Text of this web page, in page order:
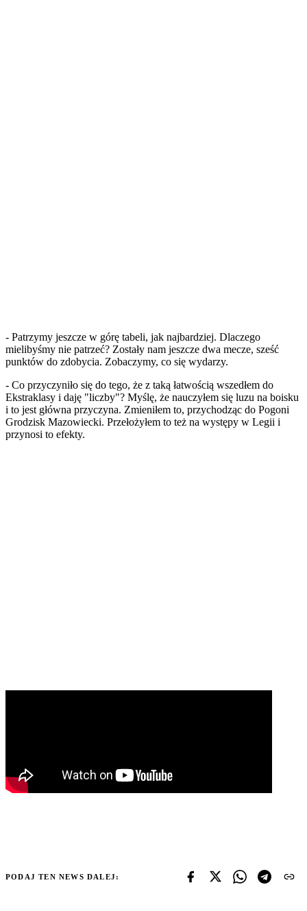
- Patrzymy jeszcze w górę tabeli, jak najbardziej. Dlaczego
mielibyśmy nie patrzeć? Zostały nam jeszcze dwa mecze, sześć
punktów do zdobycia. Zobaczymy, co się wydarzy.
- Co przyczyniło się do tego, że z taką łatwością wszedłem do
Ekstraklasy i daję "liczby"? Myślę, że nauczyłem się luzu na boisku
i to jest główna przyczyna. Zmieniłem to, przychodząc do Pogoni
Grodzisk Mazowiecki. Przełożyłem to też na występy w Legii i
przynosi to efekty.
PODAJ TEN NEWS DALEJ: